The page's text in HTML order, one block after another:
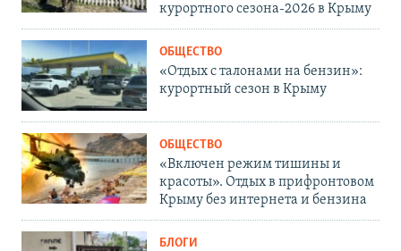
курортного сезона-2026 в Крыму
ОБЩЕСТВО
«Отдых с талонами на бензин»:
курортный сезон в Крыму
ОБЩЕСТВО
«Включен режим тишины и
красоты». Отдых в прифронтовом
Крыму без интернета и бензина
БЛОГИ